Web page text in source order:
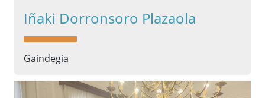
Iñaki Dorronsoro Plazaola
Gaindegia